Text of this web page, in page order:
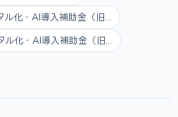
化・AI導入補助金（旧...
化・AI導入補助金（旧...